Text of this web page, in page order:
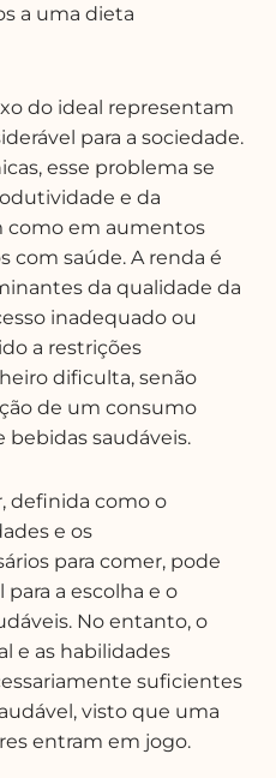
a uma dieta
do ideal representam
para a sociedade.
esse problema se
e da
como em aumentos
com saúde. A renda é
da qualidade da
inadequado ou
a restrições
dificulta, senão
de um consumo
saudáveis.
definida como o
e os
para comer, pode
a escolha e o
No entanto, o
e as habilidades
suficientes
visto que uma
entram em jogo.